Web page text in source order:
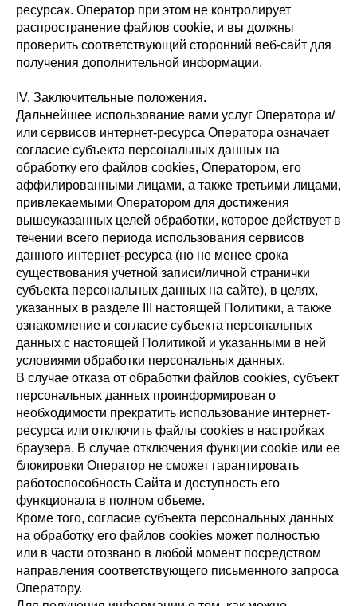
ресурсах. Оператор при этом не контролирует
распространение файлов cookie, и вы должны
проверить соответствующий сторонний веб-сайт для
получения дополнительной информации.
IV. Заключительные положения.
Дальнейшее использование вами услуг Оператора и/
или сервисов интернет-ресурса Оператора означает
согласие субъекта персональных данных на
обработку его файлов cookies, Оператором, его
аффилированными лицами, а также третьими лицами,
привлекаемыми Оператором для достижения
вышеуказанных целей обработки, которое действует в
течении всего периода использования сервисов
данного интернет-ресурса (но не менее срока
существования учетной записи/личной странички
субъекта персональных данных на сайте), в целях,
указанных в разделе III настоящей Политики, а также
ознакомление и согласие субъекта персональных
данных с настоящей Политикой и указанными в ней
условиями обработки персональных данных.
В случае отказа от обработки файлов cookies, субъект
персональных данных проинформирован о
необходимости прекратить использование интернет-
ресурса или отключить файлы cookies в настройках
браузера. В случае отключения функции cookie или ее
блокировки Оператор не сможет гарантировать
работоспособность Сайта и доступность его
функционала в полном объеме.
Кроме того, согласие субъекта персональных данных
на обработку его файлов cookies может полностью
или в части отозвано в любой момент посредством
направления соответствующего письменного запроса
Оператору.